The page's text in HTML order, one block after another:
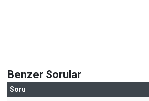
Benzer Sorular
Soru